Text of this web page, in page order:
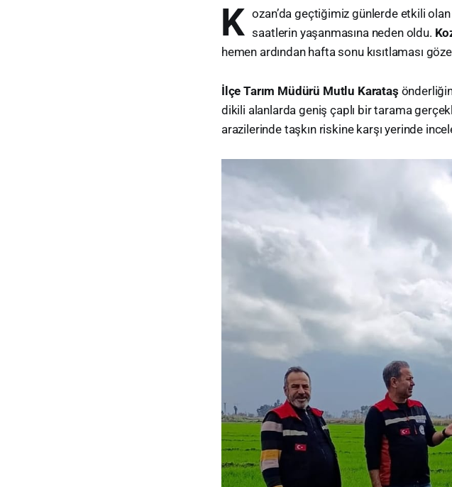
K ozan’da geçtiğimiz günlerde etkili
saatlerin yaşanmasına neden oldu.
hemen ardından hafta sonu kısıtlaması
İlçe Tarım Müdürü Mutlu Karataş
dikili alanlarda geniş çaplı bir tarama
arazilerinde taşkın riskine karşı yerinde